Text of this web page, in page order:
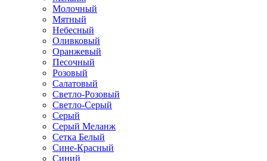
Молочный
Мятный
Небесный
Оливковый
Оранжевый
Песочный
Розовый
Салатовый
Светло-Розовый
Светло-Серый
Серый
Серый Меланж
Сетка Белый
Сине-Красный
Синий